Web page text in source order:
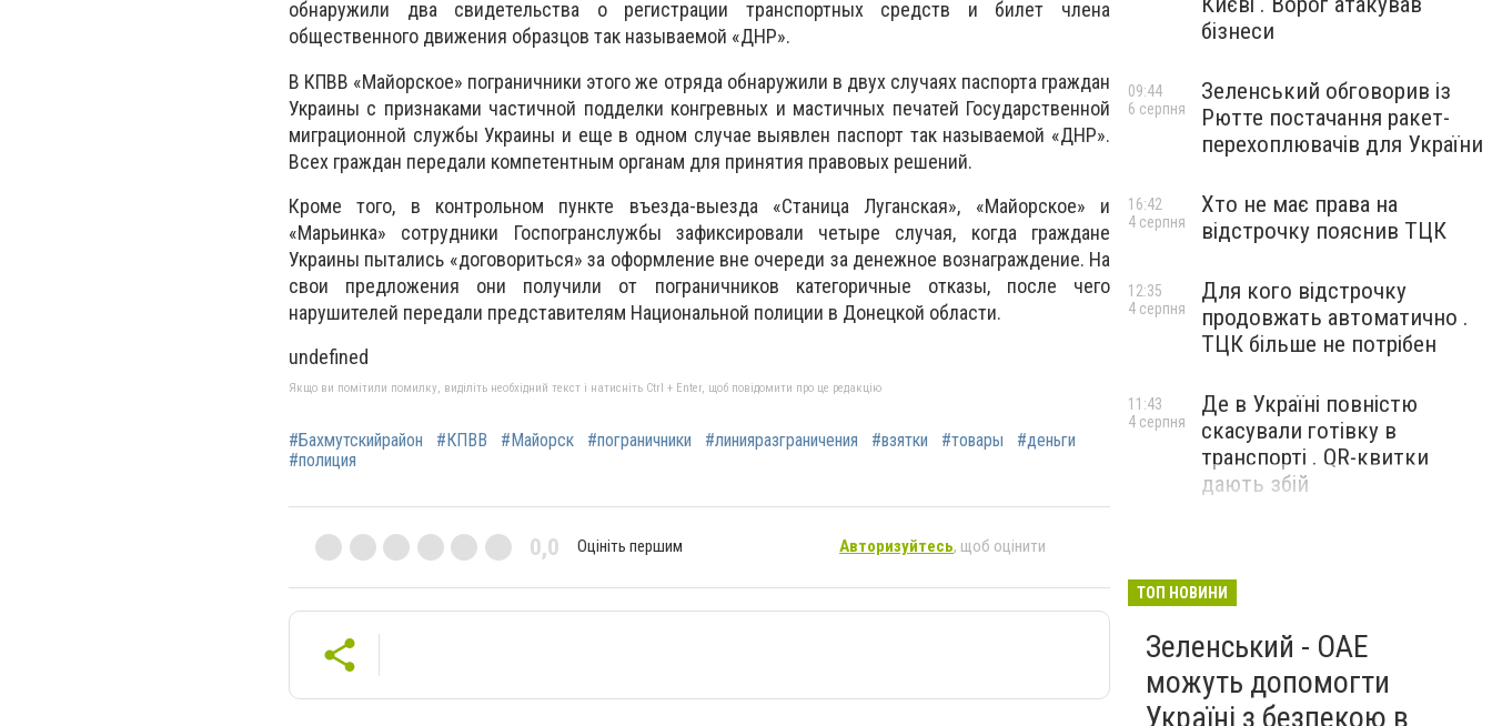
обнаружили два свидетельства о регистрации транспортных средств и билет члена
общественного движения образцов так называемой «ДНР».
В КПВВ «Майорское» пограничники этого же отряда обнаружили в двух случаях паспорта граждан
Украины с признаками частичной подделки конгревных и мастичных печатей Государственной
миграционной службы Украины и еще в одном случае выявлен паспорт так называемой «ДНР».
Всех граждан передали компетентным органам для принятия правовых решений.
Кроме того, в контрольном пункте въезда-выезда «Станица Луганская», «Майорское» и
«Марьинка» сотрудники Госпогранслужбы зафиксировали четыре случая, когда граждане
Украины пытались «договориться» за оформление вне очереди за денежное вознаграждение. На
свои предложения они получили от пограничников категоричные отказы, после чего
нарушителей передали представителям Национальной полиции в Донецкой области.
undefined
Якщо ви помітили помилку, виділіть необхідний текст і натисніть Ctrl + Enter, щоб повідомити про це редакцію
#Бахмутскийрайон #КПВВ #Майорск #пограничники #линияразграничения #взятки #товары
#деньги
#полиция
0,0 Оцініть першим Авторизуйтесь, щоб оцінити
бізнеси
Зеленський обговорив із
Рютте постачання ракет-
перехоплювачів для України
09:44
6 серпня
Хто не має права на
відстрочку пояснив ТЦК
16:42
4 серпня
Для кого відстрочку
продовжать автоматично .
ТЦК більше не потрібен
12:35
4 серпня
Де в Україні повністю
скасували готівку в
транспорті . QR-квитки
дають збій
11:43
4 серпня
ТОП НОВИНИ
Зеленський - ОАЕ
можуть допомогти
Україні з безпекою в